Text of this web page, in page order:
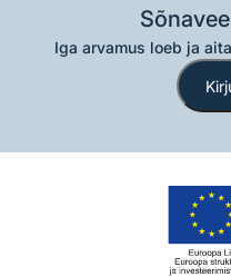
Iga arvamus loeb ja